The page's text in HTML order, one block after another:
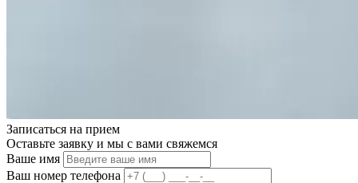
Записаться на прием
Оставьте заявку и мы с вами свяжемся
Ваше имя
Ваш номер телефона